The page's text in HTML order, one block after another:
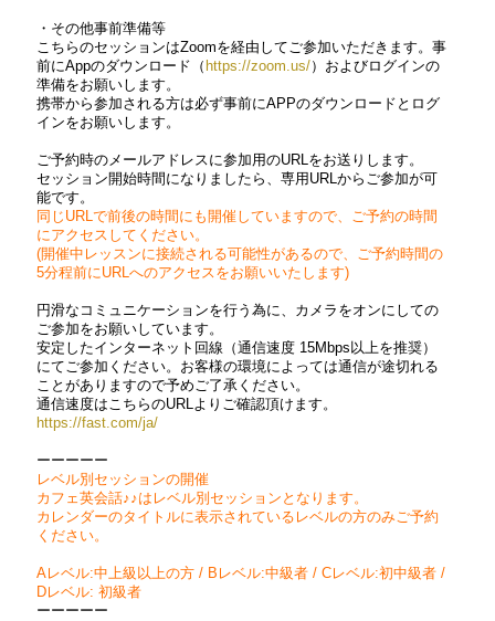
・その他事前準備等
こちらのセッションはZoomを経由してご参加いただきます。事
前にAppのダウンロード（ https://zoom.us/）およびログインの
準備をお願いします。
携帯から参加される方は必ず事前にAPPのダウンロードとログ
インをお願いします。
ご予約時のメールアドレスに参加用のURLをお送りします。
セッション開始時間になりましたら、専用URLからご参加が可
能です。
同じURLで前後の時間にも開催していますので、ご予約の時間
にアクセスしてください。
(開催中レッスンに接続される可能性があるので、ご予約時間の
5分程前にURLへのアクセスをお願いいたします)
円滑なコミュニケーションを行う為に、カメラをオンにしての
ご参加をお願いしています。
安定したインターネット回線（通信速度 15Mbps以上を推奨）
にてご参加ください。お客様の環境によっては通信が途切れる
ことがありますので予めご了承ください。
通信速度はこちらのURLよりご確認頂けます。
https://fast.com/ja/
ーーーーー
レベル別セッションの開催
カフェ英会話♪♪はレベル別セッションとなります。
カレンダーのタイトルに表示されているレベルの方のみご予約
ください。
Aレベル:中上級以上の方 / Bレベル:中級者 / Cレベル:初中級者 /
Dレベル: 初級者
ーーーーー